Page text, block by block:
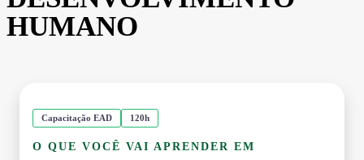
HUMANO
Capacitação EAD 120h
O QUE VOCÊ VAI APRENDER EM